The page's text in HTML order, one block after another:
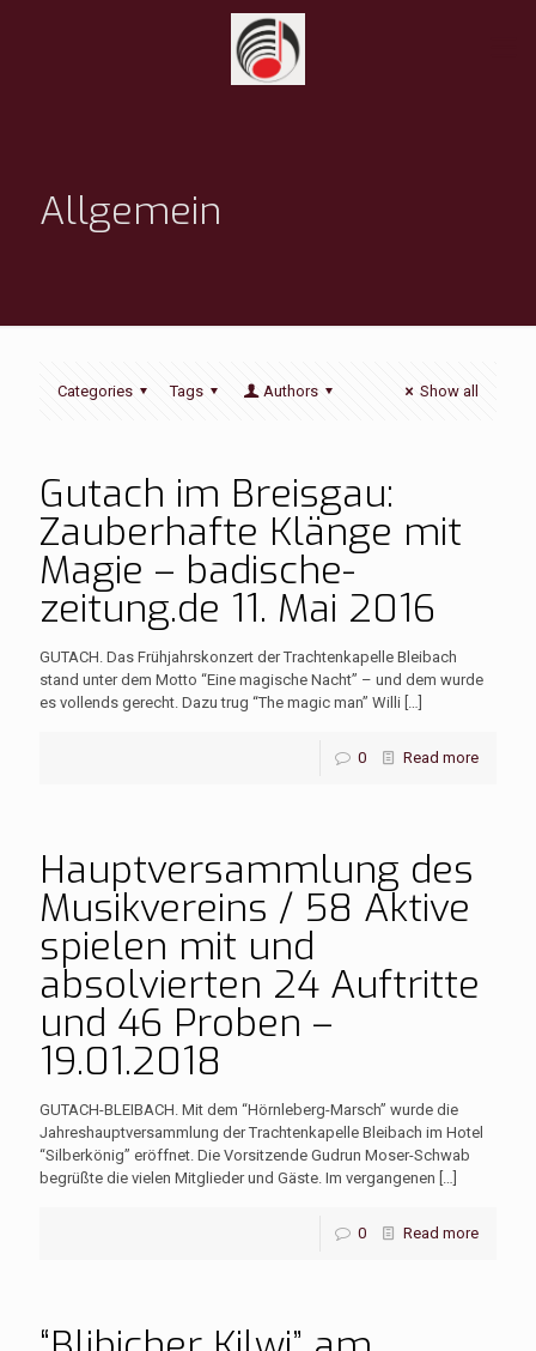
Allgemein
Categories Tags Authors Show all
Gutach im Breisgau:
Zauberhafte Klänge mit
Magie – badische-
zeitung.de 11. Mai 2016
GUTACH. Das Frühjahrskonzert der Trachtenkapelle Bleibach
stand unter dem Motto “Eine magische Nacht” – und dem wurde
es vollends gerecht. Dazu trug “The magic man” Willi […]
0 Read more
Hauptversammlung des
Musikvereins / 58 Aktive
spielen mit und
absolvierten 24 Auftritte
und 46 Proben –
19.01.2018
GUTACH-BLEIBACH. Mit dem “Hörnleberg-Marsch” wurde die
Jahreshauptversammlung der Trachtenkapelle Bleibach im Hotel
“Silberkönig” eröffnet. Die Vorsitzende Gudrun Moser-Schwab
begrüßte die vielen Mitglieder und Gäste. Im vergangenen […]
0 Read more